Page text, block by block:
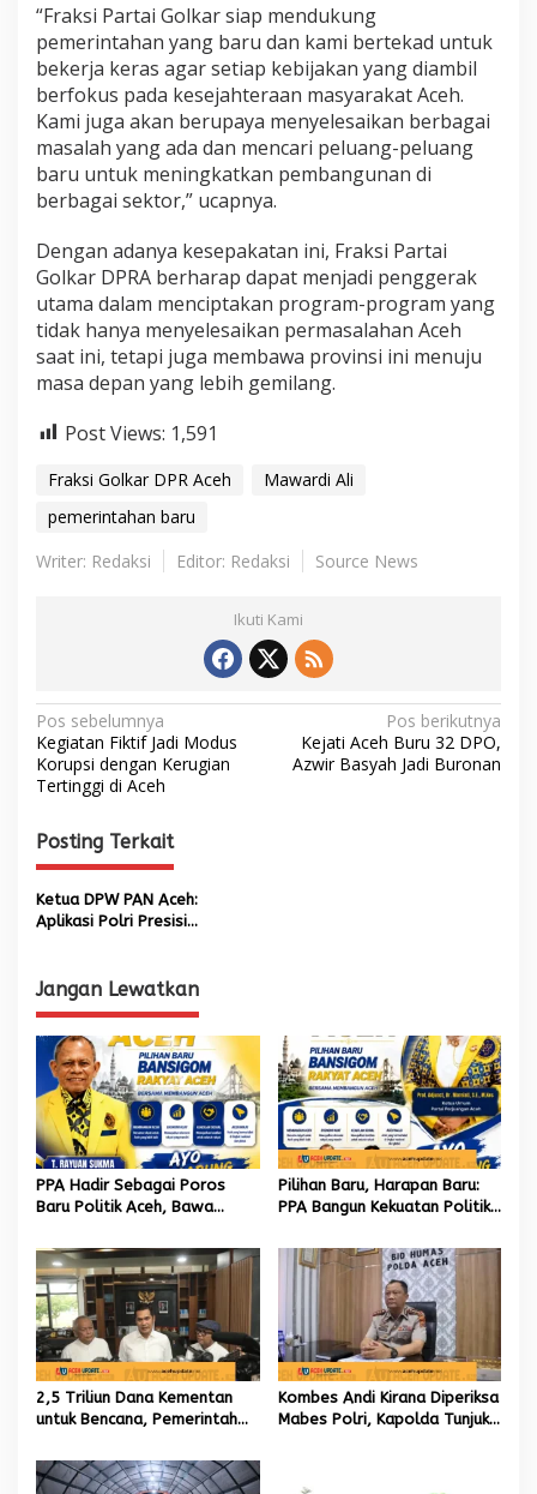
“Fraksi Partai Golkar siap mendukung
pemerintahan yang baru dan kami bertekad untuk
bekerja keras agar setiap kebijakan yang diambil
berfokus pada kesejahteraan masyarakat Aceh.
Kami juga akan berupaya menyelesaikan berbagai
masalah yang ada dan mencari peluang-peluang
baru untuk meningkatkan pembangunan di
berbagai sektor,” ucapnya.
Dengan adanya kesepakatan ini, Fraksi Partai
Golkar DPRA berharap dapat menjadi penggerak
utama dalam menciptakan program-program yang
tidak hanya menyelesaikan permasalahan Aceh
saat ini, tetapi juga membawa provinsi ini menuju
masa depan yang lebih gemilang.
Post Views: 1,591
Fraksi Golkar DPR Aceh
Mawardi Ali
pemerintahan baru
Writer: Redaksi
Editor: Redaksi Source News
Ikuti Kami
N
a
v
i
g
a
s
p
o
s
Pos sebelumnya
Kegiatan Fiktif Jadi Modus
Korupsi dengan Kerugian
Tertinggi di Aceh
Pos berikutnya
Kejati Aceh Buru 32 DPO,
Azwir Basyah Jadi Buronan
Posting Terkait
Ketua DPW PAN Aceh:
Aplikasi Polri Presisi
Jangan Lewatkan
PPA Hadir Sebagai Poros
Baru Politik Aceh, Bawa
Internasional untuk Kemajuan
Daerah
Pilihan Baru, Harapan Baru:
PPA Bangun Kekuatan Politik
2,5 Triliun Dana Kementan
untuk Bencana, Pemerintah
Kombes Andi Kirana Diperiksa
Mabes Polri, Kapolda Tunjuk
Aceh